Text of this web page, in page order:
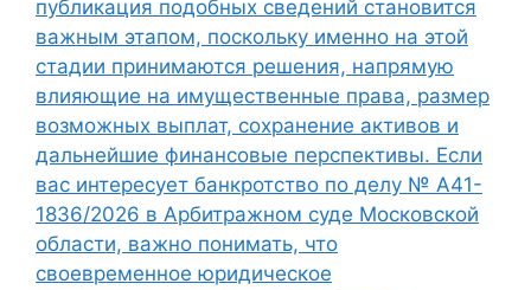
публикация подобных сведений становится
важным этапом, поскольку именно на этой
стадии принимаются решения, напрямую
влияющие на имущественные права, размер
возможных выплат, сохранение активов и
дальнейшие финансовые перспективы. Если
вас интересует банкротство по делу № А41-
1836/2026 в Арбитражном суде Московской
области, важно понимать, что
своевременное юридическое